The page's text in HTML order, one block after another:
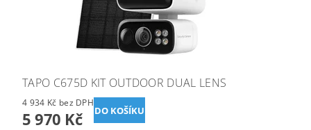
TAPO C675D KIT OUTDOOR DUAL LENS
4 934 Kč bez DPH
5 970 Kč